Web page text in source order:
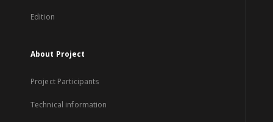
Edition
About Project
Project Participants
Technical information